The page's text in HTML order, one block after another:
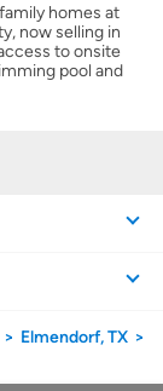
homes at
now selling in
to onsite
pool and
making
city has
downtown
Elmendorf, TX